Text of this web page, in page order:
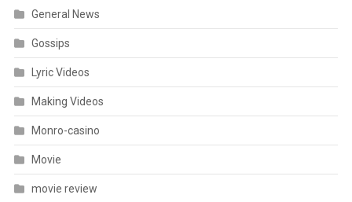
General News
Gossips
Lyric Videos
Making Videos
Monro-casino
Movie
movie review